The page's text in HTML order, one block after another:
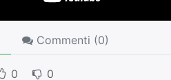
Commenti (0)
0 0